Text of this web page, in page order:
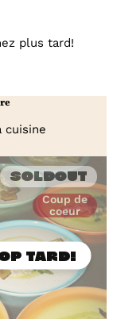
plus tard!
cuisine
Soldout
Coup de
coeur